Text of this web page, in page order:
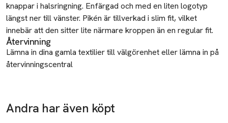
knappar i halsringning. Enfärgad och med en liten logotyp
längst ner till vänster. Pikén är tillverkad i slim fit, vilket
innebär att den sitter lite närmare kroppen än en regular fit.
Återvinning
Lämna in dina gamla textilier till välgörenhet eller lämna in på
återvinningscentral
Goeteborgvej 15-17
Andra har även köpt
Ta 2 betala